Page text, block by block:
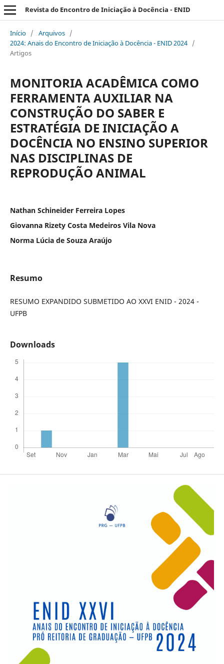
Revista do Encontro de Iniciação à Docência - ENID
Início / Arquivos /
2024: Anais do Encontro de Iniciação à Docência - ENID 2024 /
Artigos
MONITORIA ACADÊMICA COMO
FERRAMENTA AUXILIAR NA
CONSTRUÇÃO DO SABER E
ESTRATÉGIA DE INICIAÇÃO A
DOCÊNCIA NO ENSINO SUPERIOR
NAS DISCIPLINAS DE
REPRODUÇÃO ANIMAL
Nathan Schineider Ferreira Lopes
Giovanna Rizety Costa Medeiros Vila Nova
Norma Lúcia de Souza Araújo
Resumo
RESUMO EXPANDIDO SUBMETIDO AO XXVI ENID - 2024 -
UFPB
Downloads